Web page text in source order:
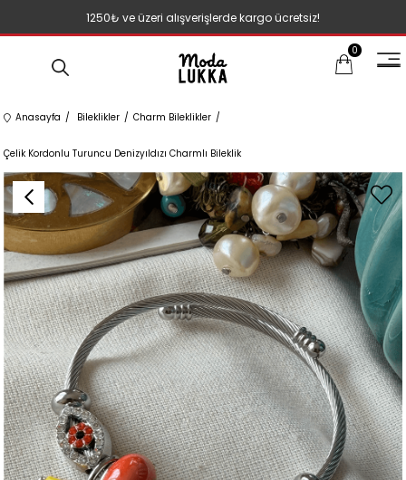
1250₺ ve üzeri alışverişlerde kargo ücretsiz!
0
Anasayfa Bileklikler Charm Bileklikler
Çelik Kordonlu Turuncu Denizyıldızı Charmlı Bileklik